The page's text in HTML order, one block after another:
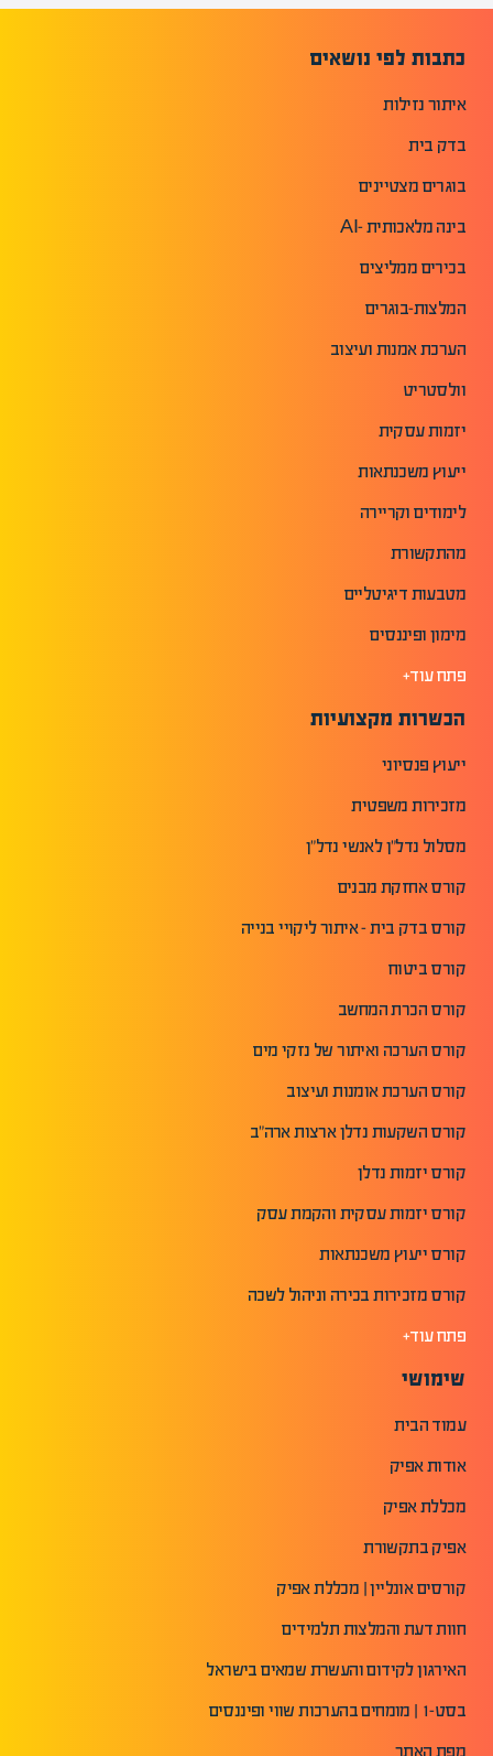
כתבות לפי נושאים
איתור נזילות
בדק בית
בוגרים מצטיינים
בינה מלאכותית -AI
בכירים ממליצים
המלצות-בוגרים
הערכת אמנות ועיצוב
וולסטריט
יזמות עסקית
ייעוץ משכנתאות
לימודים וקריירה
מהתקשורת
מטבעות דיגיטליים
מימון ופיננסים
פתח עוד+
הכשרות מקצועיות
ייעוץ פנסיוני
מזכירות משפטית
מסלול נדל"ן לאנשי נדל"ן
קורס אחזקת מבנים
קורס בדק בית - איתור ליקויי בנייה
קורס ביטוח
קורס הכרת המחשב
קורס הערכה ואיתור של נזקי מים
קורס הערכת אומנות ועיצוב
קורס השקעות נדלן ארצות ארה"ב
קורס יזמות נדלן
קורס יזמות עסקית והקמת עסק
קורס ייעוץ משכנתאות
קורס מזכירות בכירה וניהול לשכה
פתח עוד+
שימושי
עמוד הבית
אודות אפיק
מכללת אפיק
אפיק בתקשורת
קורסים אונליין | מכללת אפיק
חוות דעת והמלצות תלמידים
האירגון לקידום והעשרת שמאים בישראל
בסט-1 | מומחים בהערכות שווי ופיננסים
מפת האתר